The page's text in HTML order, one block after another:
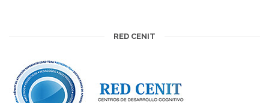
RED CENIT